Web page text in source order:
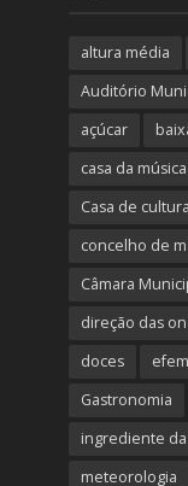
altura média
Auditório
açúcar
casa da
Casa de
concelho de
Câmara
direção das
doces
Gastronomia
ingrediente
meteorologia